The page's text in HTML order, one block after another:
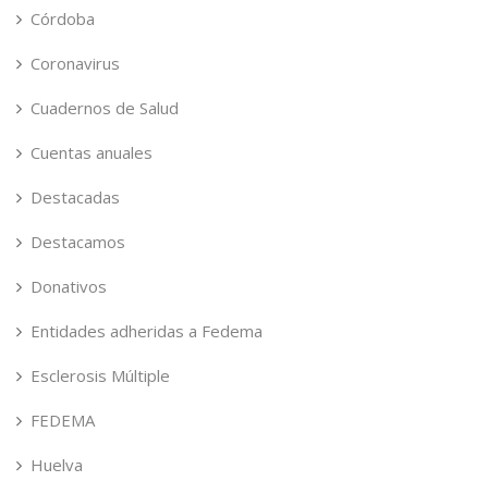
Córdoba
Coronavirus
Cuadernos de Salud
Cuentas anuales
Destacadas
Destacamos
Donativos
Entidades adheridas a Fedema
Esclerosis Múltiple
FEDEMA
Huelva